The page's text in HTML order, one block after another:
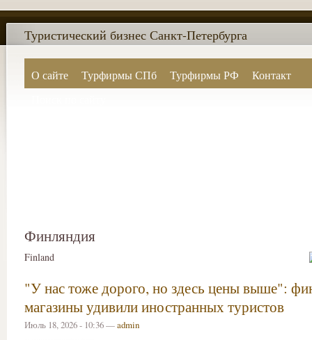
О сайте Турфирмы СПб Турфирмы РФ
Контакт
Туристический бизнес Санкт-Петербурга
Финляндия
Finland
"У нас тоже дорого, но здесь цены выше":
магазины удивили иностранных туристов
Июль 18, 2026 - 10:36 —admin